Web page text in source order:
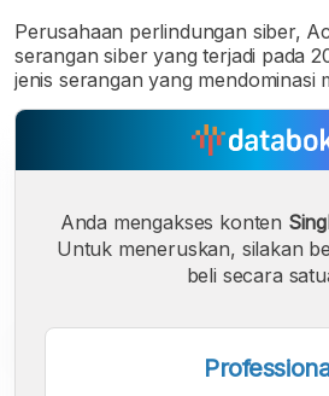
Perusahaan perlindungan siber,
serangan siber yang terjadi pada
jenis serangan yang mendominasi
Anda mengakses konten
Untuk meneruskan, silakan
beli secara